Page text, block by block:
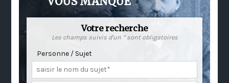
Votre recherche
Les champs suivis d'un * sont obligatoires
Personne / Sujet